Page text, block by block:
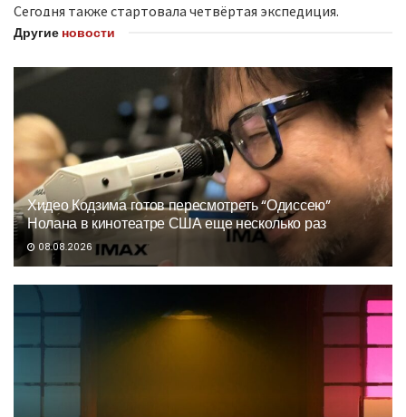
Сегодня также стартовала четвёртая экспедиция.
Другие новости
Хидео Кодзима готов пересмотреть “Одиссею”
Нолана в кинотеатре США еще несколько раз
08.08.2026